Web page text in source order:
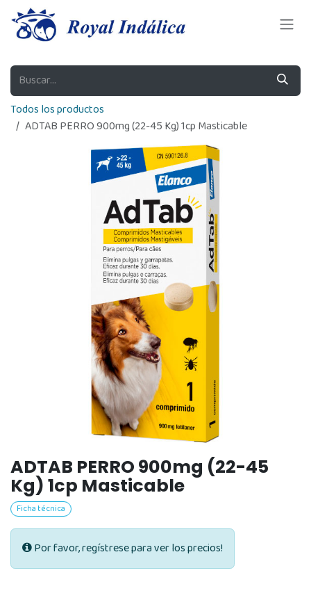
Ir al contenido
Todos los productos
ADTAB PERRO 900mg (22-45 Kg) 1cp Masticable
ADTAB PERRO 900mg (22-45
Kg) 1cp Masticable
Ficha técnica
Por favor, regístrese para ver los precios!